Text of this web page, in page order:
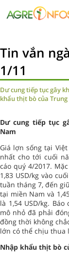
Tin vắn
1/11
Dư cung tiếp tục gây
khẩu thịt bò của Trung
Dư cung tiếp tục
Nam
Giá lợn sống tại
nhất cho tới cuối
cáo quý 4/2017.
1,83 USD/kg vào
tuần tháng 7, đến
tại miền Nam và
là 1,54 USD/kg.
mô nhỏ đã phải
đồng thời không
lớn có thể chịu thua
Nhập khẩu thịt bò